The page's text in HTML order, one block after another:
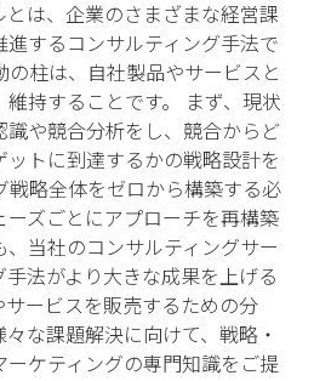
は、企業のさまざまな経営課
するコンサルティング手法で
の柱は、自社製品やサービスと
持することです。 まず、現状
や競合分析をし、競合からど
トに到達するかの戦略設計を
戦略全体をゼロから構築する必
ズごとにアプローチを再構築
当社のコンサルティングサー
法がより大きな成果を上げる
ービスを販売するための分
な課題解決に向けて、戦略・
ケティングの専門知識をご提